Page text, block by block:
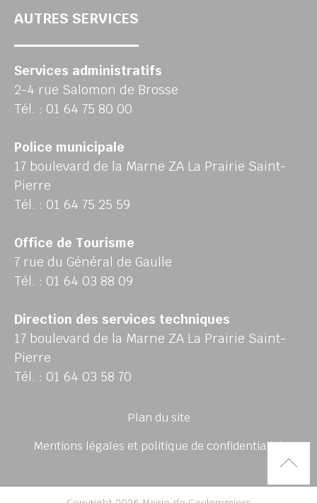
AUTRES SERVICES
Services administratifs
2-4 rue Salomon de Brosse
Tél. : 01 64 75 80 00
Police municipale
17 boulevard de la Marne ZA La Prairie Saint-
Pierre
Tél. : 01 64 75 25 59
Office de Tourisme
7 rue du Général de Gaulle
Tél. : 01 64 03 88 09
Direction des services techniques
17 boulevard de la Marne ZA La Prairie Saint-
Pierre
Tél. : 01 64 03 58 70
Plan du site
Mentions légales et politique de confidentialité